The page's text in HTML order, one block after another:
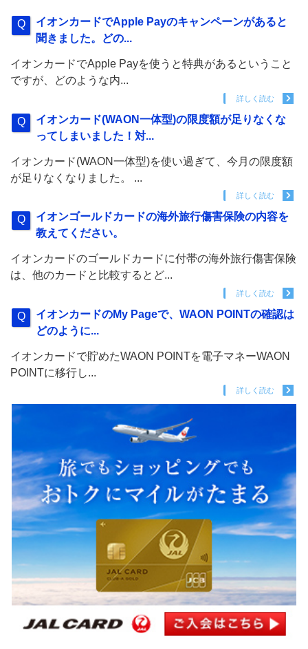
イオンカードでApple Payのキャンペーンがあると
聞きました。どの...
イオンカードでApple Payを使うと特典があるということ
ですが、どのような内...
詳しく読む
イオンカード(WAON一体型)の限度額が足りなくな
ってしまいました！対...
イオンカード(WAON一体型)を使い過ぎて、今月の限度額
が足りなくなりました。 ...
詳しく読む
イオンゴールドカードの海外旅行傷害保険の内容を
教えてください。
イオンカードのゴールドカードに付帯の海外旅行傷害保険
は、他のカードと比較するとど...
詳しく読む
イオンカードのMy Pageで、WAON POINTの確認は
どのように...
イオンカードで貯めたWAON POINTを電子マネーWAON
POINTに移行し...
詳しく読む